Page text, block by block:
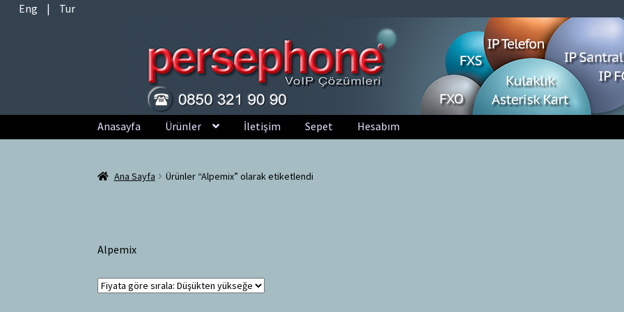
Eng | Tur
Dolaşıma
geç
İçeriğe
geç
Anasayfa Ürünler İletişim Sepet Hesabım
Ana Sayfa Ürünler “Alpemix” olarak etiketlendi
Alpemix